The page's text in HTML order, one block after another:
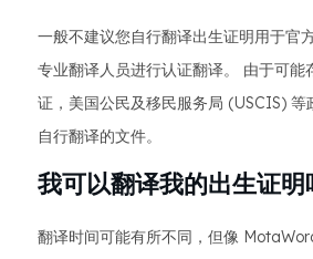
一般不建议您自行翻译出生证明用于官
专业翻译人员进行认证翻译。 由于可能
证，美国公民及移民服务局 (USCIS) 等
自行翻译的文件。
我可以翻译我的出生证明
翻译时间可能有所不同，但像